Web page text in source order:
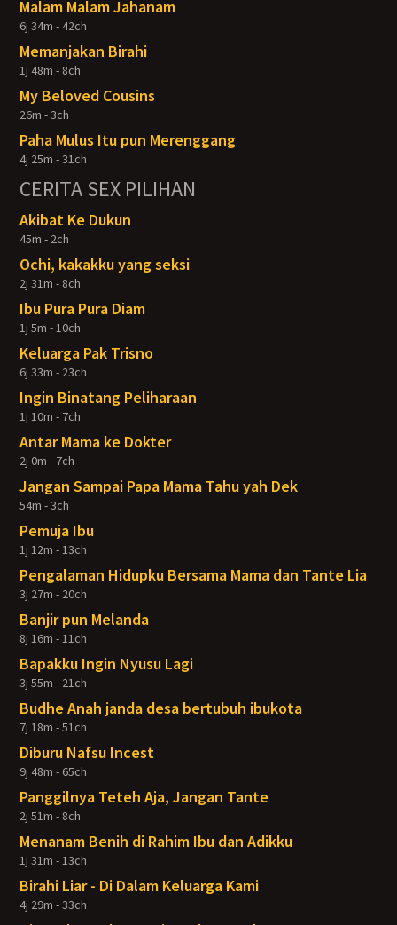
Malam Malam Jahanam
6j 34m - 42ch
Memanjakan Birahi
1j 48m - 8ch
My Beloved Cousins
26m - 3ch
Paha Mulus Itu pun Merenggang
4j 25m - 31ch
CERITA SEX PILIHAN
Akibat Ke Dukun
45m - 2ch
Ochi, kakakku yang seksi
2j 31m - 8ch
Ibu Pura Pura Diam
1j 5m - 10ch
Keluarga Pak Trisno
6j 33m - 23ch
Ingin Binatang Peliharaan
1j 10m - 7ch
Antar Mama ke Dokter
2j 0m - 7ch
Jangan Sampai Papa Mama Tahu yah Dek
54m - 3ch
Pemuja Ibu
1j 12m - 13ch
Pengalaman Hidupku Bersama Mama dan Tante Lia
3j 27m - 20ch
Banjir pun Melanda
8j 16m - 11ch
Bapakku Ingin Nyusu Lagi
3j 55m - 21ch
Budhe Anah janda desa bertubuh ibukota
7j 18m - 51ch
Diburu Nafsu Incest
9j 48m - 65ch
Panggilnya Teteh Aja, Jangan Tante
2j 51m - 8ch
Menanam Benih di Rahim Ibu dan Adikku
1j 31m - 13ch
Birahi Liar - Di Dalam Keluarga Kami
4j 29m - 33ch